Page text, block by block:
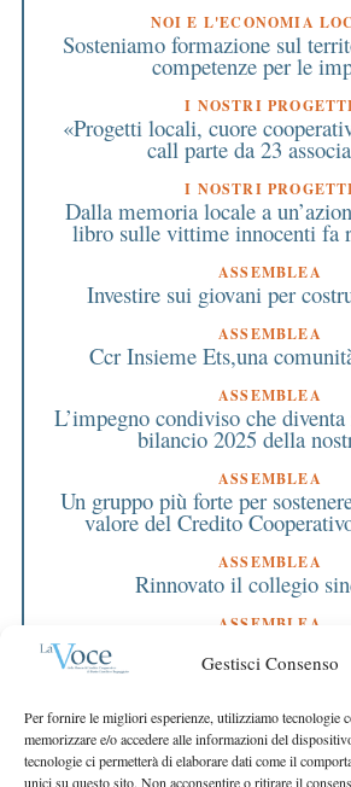
Gestisci Consenso
Per fornire le migliori esperienze, utilizziamo tecnologie
memorizzare e/o accedere alle informazioni del
tecnologie ci permetterà di elaborare dati come il
unici su questo sito. Non acconsentire o ritirare il
NOI E L'ECONOMIA
Sosteniamo formazione sul
competenze per le
I NOSTRI
«Progetti locali, cuore
call parte da 23
I NOSTRI
Dalla memoria locale a
libro sulle vittime innocenti fa
ASSEMBLEA
Investire sui giovani per
ASSEMBLEA
Ccr Insieme Ets,una
ASSEMBLEA
L’impegno condiviso che
bilancio 2025 della
ASSEMBLEA
Un gruppo più forte per
valore del Credito
ASSEMBLEA
Rinnovato il collegio
ASSEMBLEA
Bilancio approvato
destinati al territorio
EDITORIALE
Crescere restando
EDITORIALE